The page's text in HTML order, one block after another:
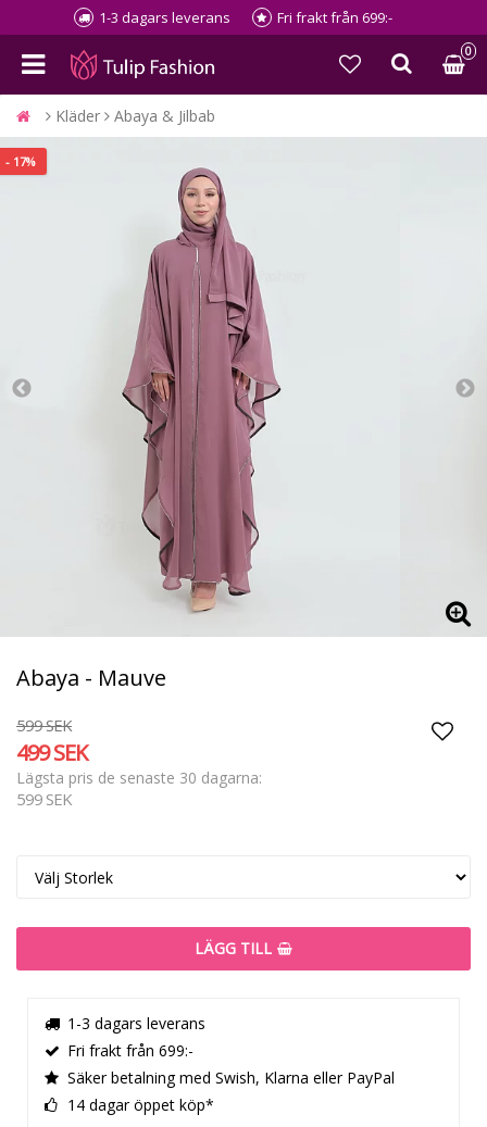
1-3 dagars leverans Fri frakt från 699:-
0
Kläder Abaya & Jilbab
- 17%
Abaya - Mauve
599 SEK
499 SEK
Lägsta pris de senaste 30 dagarna
599 SEK
LÄGG TILL
1-3 dagars leverans
Fri frakt från 699:-
Säker betalning med Swish, Klarna eller PayPal
14 dagar öppet köp*